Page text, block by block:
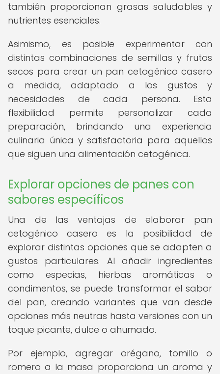
también proporcionan grasas saludables y
nutrientes esenciales.
Asimismo, es posible experimentar con
distintas combinaciones de semillas y frutos
secos para crear un pan cetogénico casero
a medida, adaptado a los gustos y
necesidades de cada persona. Esta
flexibilidad permite personalizar cada
preparación, brindando una experiencia
culinaria única y satisfactoria para aquellos
que siguen una alimentación cetogénica.
Explorar opciones de panes con
sabores específicos
Una de las ventajas de elaborar pan
cetogénico casero es la posibilidad de
explorar distintas opciones que se adapten a
gustos particulares. Al añadir ingredientes
como especias, hierbas aromáticas o
condimentos, se puede transformar el sabor
del pan, creando variantes que van desde
opciones más neutras hasta versiones con un
toque picante, dulce o ahumado.
Por ejemplo, agregar orégano, tomillo o
romero a la masa proporciona un aroma y